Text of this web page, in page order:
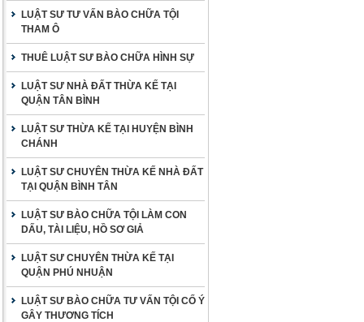
LUẬT SƯ TƯ VẤN BÀO CHỮA TỘI
THAM Ô
THUÊ LUẬT SƯ BÀO CHỮA HÌNH SỰ
LUẬT SƯ NHÀ ĐẤT THỪA KẾ TẠI
QUẬN TÂN BÌNH
LUẬT SƯ THỪA KẾ TẠI HUYỆN BÌNH
CHÁNH
LUẬT SƯ CHUYÊN THỪA KẾ NHÀ ĐẤT
TẠI QUẬN BÌNH TÂN
LUẬT SƯ BÀO CHỮA TỘI LÀM CON
DẤU, TÀI LIỆU, HỒ SƠ GIẢ
LUẬT SƯ CHUYÊN THỪA KẾ TẠI
QUẬN PHÚ NHUẬN
LUẬT SƯ BÀO CHỮA TƯ VẤN TỘI CỐ Ý
GÂY THƯƠNG TÍCH